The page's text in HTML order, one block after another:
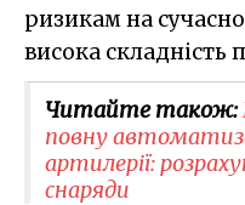
ризикам на
висока складність
Читайте також:
повну
артилерії:
снаряди